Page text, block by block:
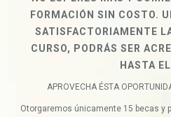
FORMACIÓN SIN COSTO.
SATISFACTORIAMENTE
CURSO, PODRÁS SER
HASTA
APROVECHA ÉSTA
Otorgaremos únicamente 15 becas y